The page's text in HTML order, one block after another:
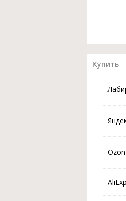
Купить
Ozon